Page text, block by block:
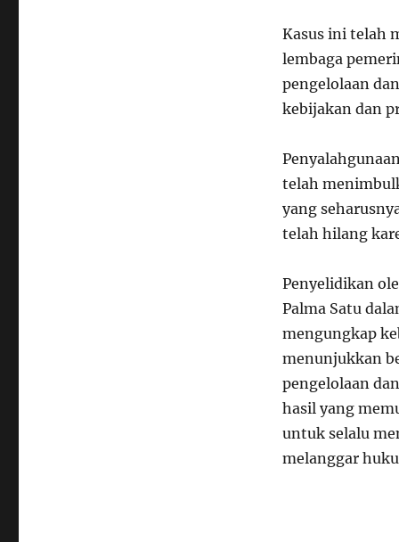
Kasus ini telah
lembaga
pengelolaan
kebijakan dan
telah
yang
telah hilang
Penyelidikan
Palma Satu
mengungkap
menunjukkan
pengelolaan
hasil yang
untuk selalu
melanggar